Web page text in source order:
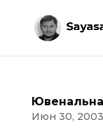
Июн 30, 2003